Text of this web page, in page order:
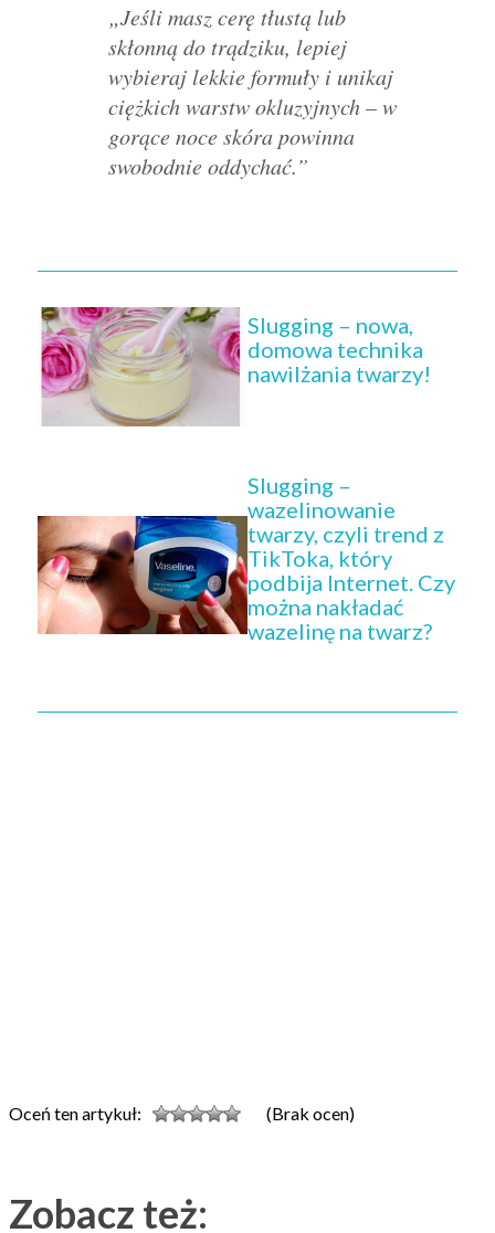
„Jeśli masz cerę tłustą lub
skłonną do trądziku, lepiej
wybieraj lekkie formuły i unikaj
ciężkich warstw okluzyjnych – w
gorące noce skóra powinna
swobodnie oddychać.”
Slugging – nowa,
domowa technika
nawilżania twarzy!
Slugging –
wazelinowanie
twarzy, czyli trend z
TikToka, który
podbija Internet. Czy
można nakładać
wazelinę na twarz?
Oceń ten artykuł: (Brak ocen)
Zobacz też: